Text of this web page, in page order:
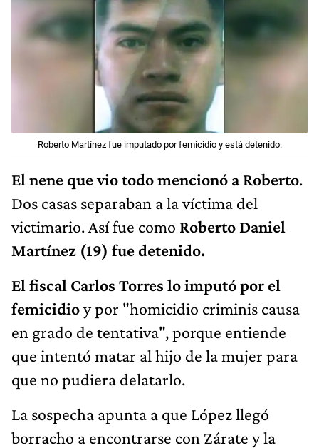
Roberto Martínez fue imputado por femicidio y está detenido.
El nene que vio todo mencionó a Roberto.
Dos casas separaban a la víctima del
victimario. Así fue como Roberto Daniel
Martínez (19) fue detenido.
El fiscal Carlos Torres lo imputó por el
femicidioy por "homicidio criminis causa
en grado de tentativa", porque entiende
que intentó matar al hijo de la mujer para
que no pudiera delatarlo.
La sospecha apunta a que López llegó
borracho a encontrarse con Zárate y la